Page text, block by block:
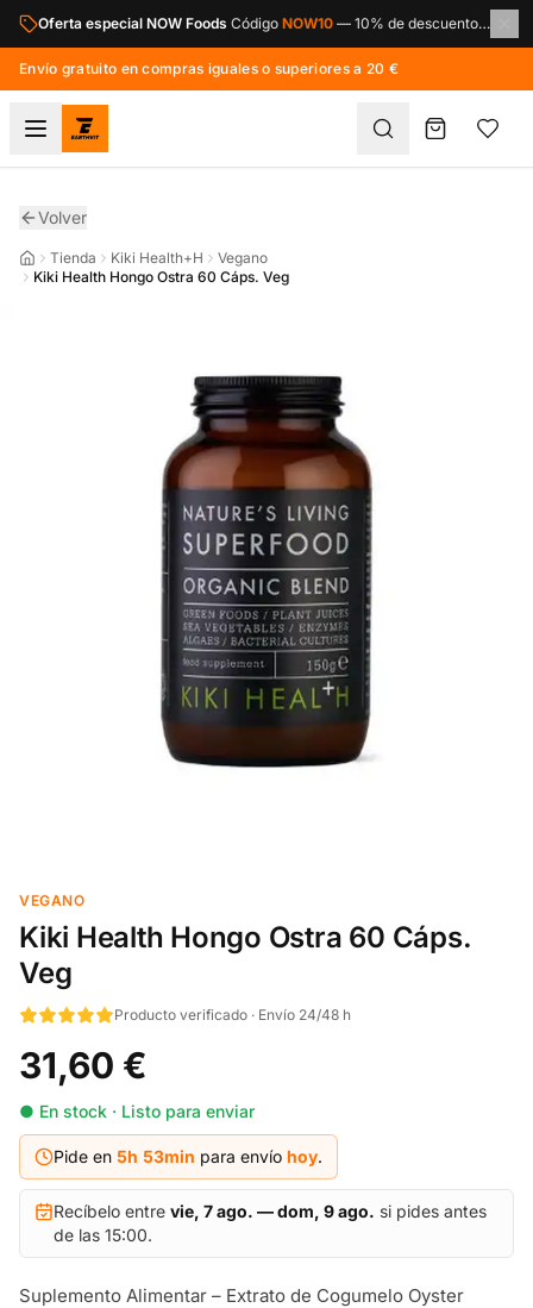
Saltar al contenido principal
Oferta especial NOW Foods Código NOW10 — 10% de descuento en toda la marca NOW Foods.
Envío gratuito en compras iguales o superiores a 20 €
Volver
Tienda Kiki Health+H
Vegano
Kiki Health Hongo Ostra 60 Cáps. Veg
VEGANO
Kiki Health Hongo Ostra 60 Cáps.
Veg
Producto verificado · Envío 24/48 h
31,60 €
● En stock · Listo para enviar
Pide en 5h 53min para envío hoy.
Recíbelo entre vie, 7 ago. — dom, 9 ago. si pides antes
de las 15:00.
Suplemento Alimentar – Extrato de Cogumelo Oyster